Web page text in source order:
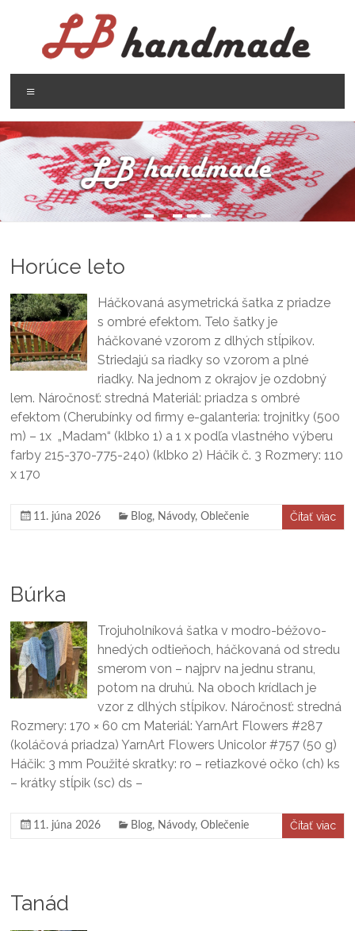
LB
handmade
háčkovanie
pletenie
Horúce leto
Háčkovaná asymetrická šatka z priadze
s ombré efektom. Telo šatky je
háčkované vzorom z dlhých stĺpikov.
Striedajú sa riadky so vzorom a plné
riadky. Na jednom z okrajov je ozdobný
lem. Náročnosť: stredná Materiál: priadza s ombré
efektom (Cherubínky od firmy e-galanteria: trojnitky (500
m) – 1x „Madam“ (klbko 1) a 1 x podľa vlastného výberu
farby 215-370-775-240) (klbko 2) Háčik č. 3 Rozmery: 110
x 170
11. júna 2026 Blog, Návody,Oblečenie Čítať viac
Búrka
Trojuholníková šatka v modro-béžovo-
hnedých odtieňoch, háčkovaná od stredu
smerom von – najprv na jednu stranu,
potom na druhú. Na oboch krídlach je
vzor z dlhých stĺpikov. Náročnosť: stredná
Rozmery: 170 × 60 cm Materiál: YarnArt Flowers #287
(koláčová priadza) YarnArt Flowers Unicolor #757 (50 g)
Háčik: 3 mm Použité skratky: ro – retiazkové očko (ch) ks
– krátky stĺpik (sc) ds –
11. júna 2026 Blog, Návody,Oblečenie Čítať viac
Tanád